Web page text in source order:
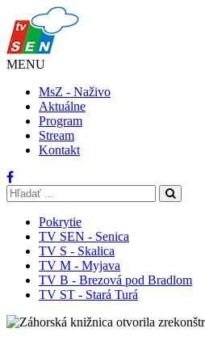
MENU
MsZ - Naživo
Aktuálne
Program
Stream
Kontakt
Pokrytie
TV SEN - Senica
TV S - Skalica
TV M - Myjava
TV B - Brezová pod Bradlom
TV ST - Stará Turá